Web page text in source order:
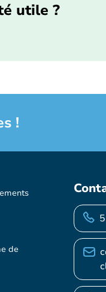
utile ?
!
de